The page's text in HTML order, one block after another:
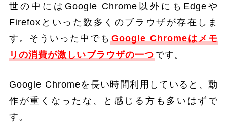
世の中にはGoogle Chrome以外にもEdgeや
Firefoxといった数多くのブラウザが存在しま
す。そういった中でも Google Chromeはメモ
リの消費が激しいブラウザの一つ です。
Google Chromeを長い時間利用していると、動
作が重くなったな、と感じる方も多いはずで
す。